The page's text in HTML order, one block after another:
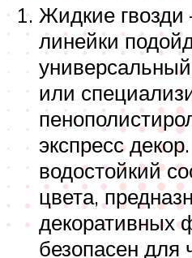
Жидкие
линейки
или
экспресс
водостойкий
цвета,
декоративных
безопасен для